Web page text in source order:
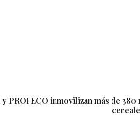
y PROFECO inmovilizan más de 380